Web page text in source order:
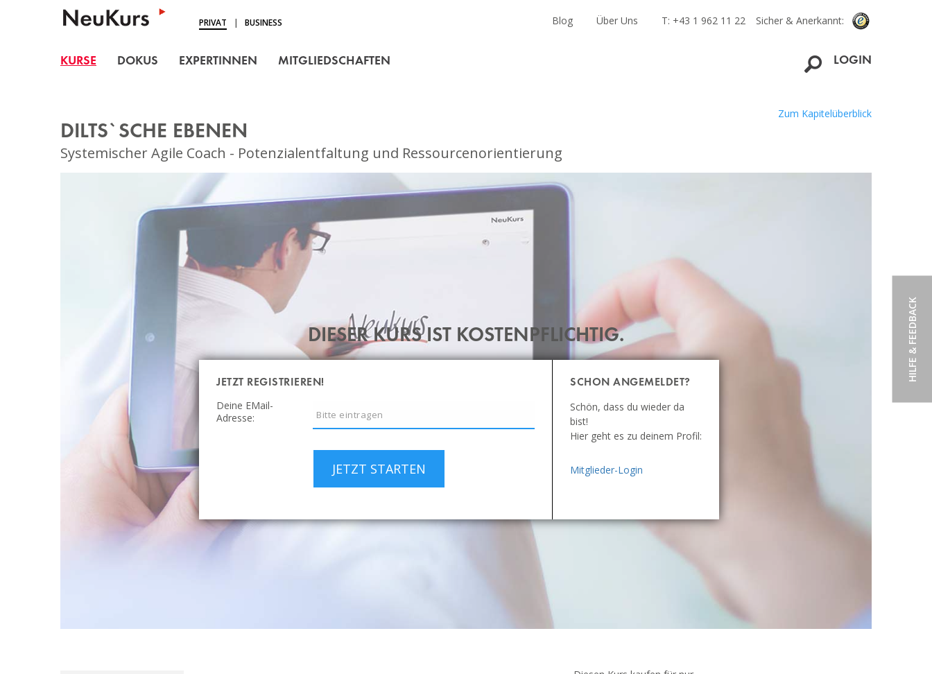
MITGLIEDSCHAFT
HILFE & FEEDBACK
NEUKURS - Einfach Lernen
PRIVAT | BUSINESS Sicher & Anerkannt:
Blog Über Uns T: +43 1 962 11 22
KURSE DOKUS EXPERTINNEN MITGLIEDSCHAFTEN LOGIN
DILTS`SCHE EBENEN
Systemischer Agile Coach - Potenzialentfaltung und Ressourcenorientierung
Zum Kapitelüberblick
DIESER KURS IST KOSTENPFLICHTIG.
JETZT REGISTRIEREN!
Deine EMail-
Adresse:
JETZT STARTEN
SCHON ANGEMELDET?
Schön, dass du wieder da
bist!
Hier geht es zu deinem Profil:
Mitglieder-Login